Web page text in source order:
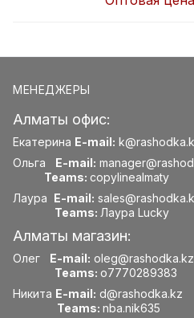
МЕНЕДЖЕРЫ
Алматы офис:
Екатерина E-mail:
Ольга E-mail:
Teams: copylinealmaty
Лаура E-mail:
Teams: Лаура Lucky
Алматы магазин:
Олег E-mail: oleg@rashodka.kz
Teams: o7770289383
Никита E-mail: d@rashodka.kz
Teams: nba.nik635